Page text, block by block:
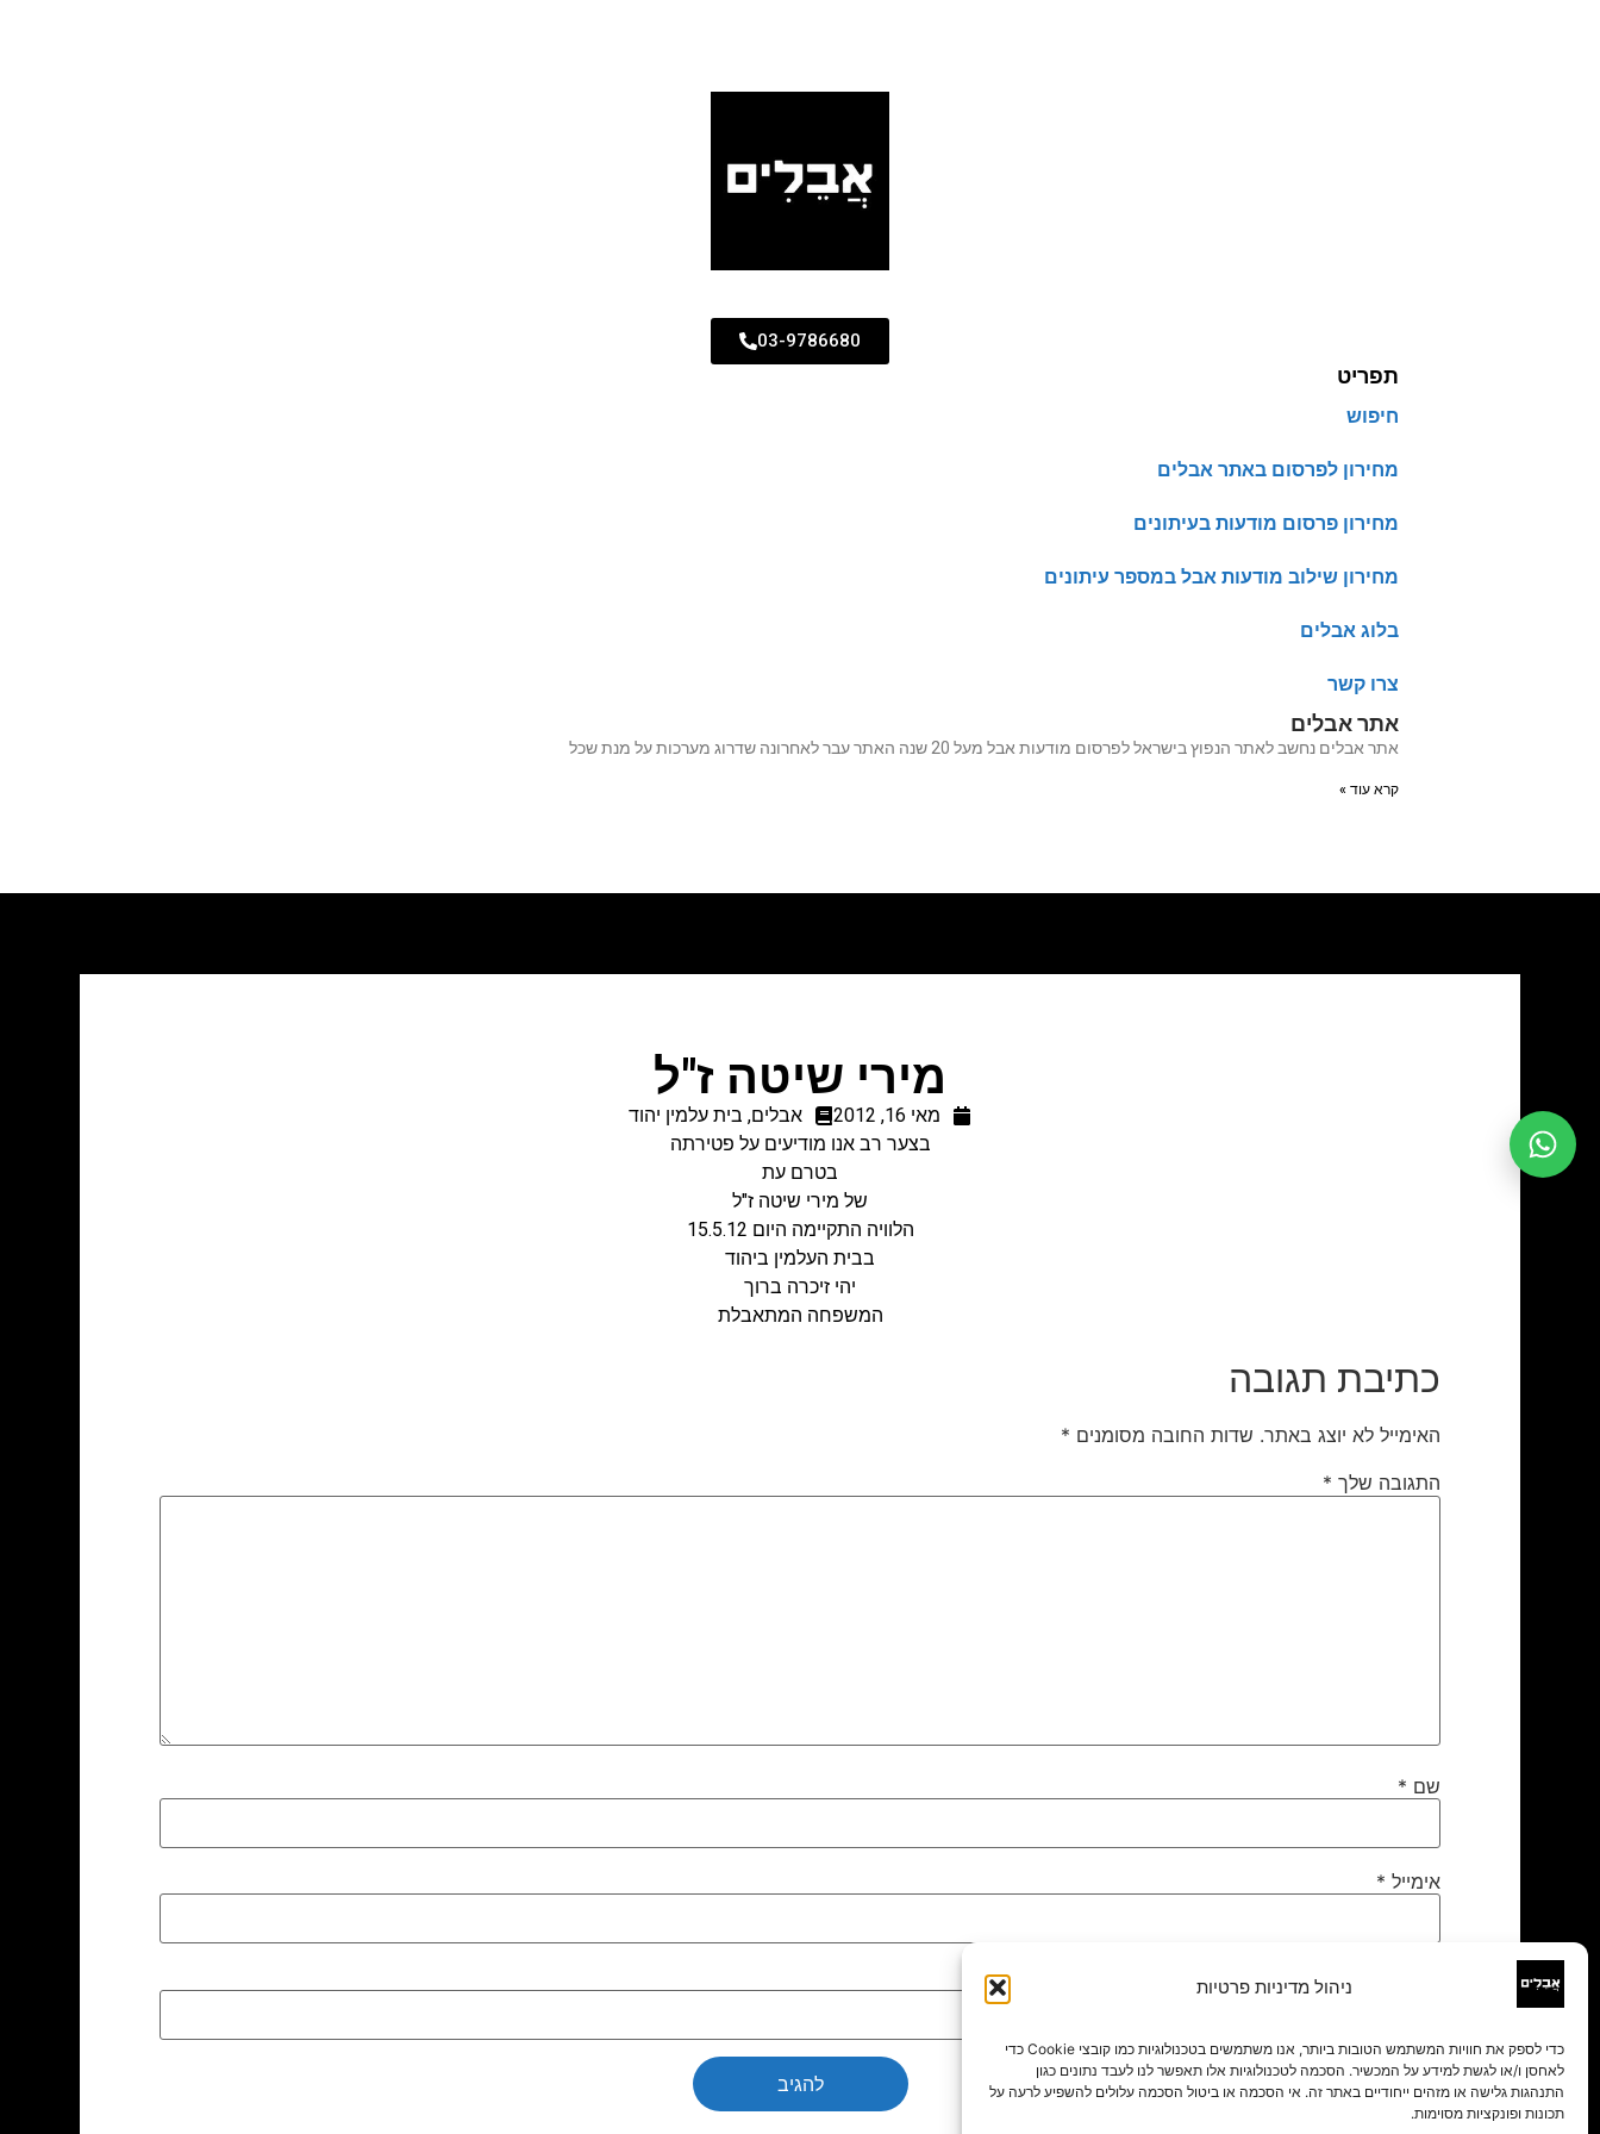
ניהול מדיניות פרטיות
כדי לספק את חוויות המשתמש הטובות ביותר, אנו משתמשים בטכנולוגיות כמו קובצי Cookie כדי
לאחסן ו/או לגשת למידע על המכשיר. הסכמה לטכנולוגיות אלו תאפשר לנו לעבד נתונים כגון
התנהגות גלישה או מזהים ייחודיים באתר זה. אי הסכמה או ביטול הסכמה עלולים להשפיע לרעה על
תכונות ופונקציות מסוימות.
03-9786680
תפריט
חיפוש
מחירון לפרסום באתר אבלים
מחירון פרסום מודעות בעיתונים
מחירון שילוב מודעות אבל במספר עיתונים
בלוג אבלים
צרו קשר
אתר אבלים
אתר אבלים נחשב לאתר הנפוץ בישראל לפרסום מודעות אבל מעל 20 שנה האתר עבר לאחרונה שדרוג מערכות על מנת שכל
קרא עוד »
מירי שיטה ז"ל
מאי 16, 2012 אבלים, בית עלמין יהוד
בצער רב אנו מודיעים על פטירתה
בטרם עת
של מירי שיטה ז"ל
הלוויה התקיימה היום 15.5.12
בבית העלמין ביהוד
יהי זיכרה ברוך
המשפחה המתאבלת
כתיבת תגובה
האימייל לא יוצג באתר. שדות החובה מסומנים *
התגובה שלך *
שם *
אימייל *